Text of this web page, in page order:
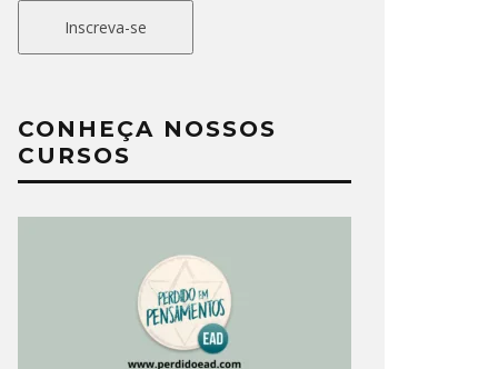
Inscreva-se
CONHEÇA NOSSOS
CURSOS